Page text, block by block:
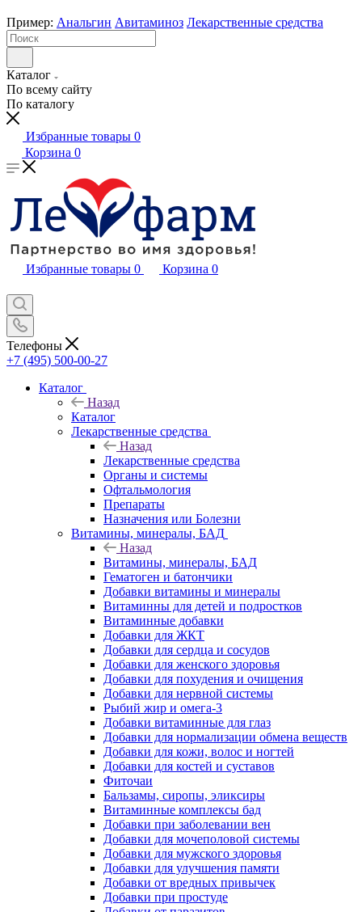
Пример: Анальгин Авитаминоз Лекарственные средства
Каталог
По всему сайту
По каталогу
Избранные товары 0
Корзина 0
Избранные товары 0 Корзина 0
Телефоны
+7 (495) 500-00-27
Каталог
Назад
Каталог
Лекарственные средства
Назад
Лекарственные средства
Органы и системы
Офтальмология
Препараты
Назначения или Болезни
Витамины, минералы, БАД
Назад
Витамины, минералы, БАД
Гематоген и батончики
Добавки витамины и минералы
Витаминны для детей и подростков
Витаминные добавки
Добавки для ЖКТ
Добавки для сердца и сосудов
Добавки для женского здоровья
Добавки для похудения и очищения
Добавки для нервной системы
Рыбий жир и омега-3
Добавки витаминные для глаз
Добавки для нормализации обмена веществ
Добавки для кожи, волос и ногтей
Добавки для костей и суставов
Фиточаи
Бальзамы, сиропы, эликсиры
Витаминные комплексы бад
Добавки при заболевании вен
Добавки для мочеполовой системы
Добавки для мужского здоровья
Добавки для улучшения памяти
Добавки от вредных привычек
Добавки при простуде